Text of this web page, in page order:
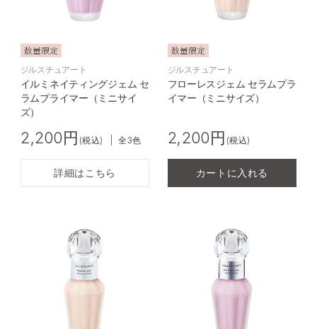
ジルスチュアート
イルミネイティングジェム セ
ラムプライマー（ミニサイ
ズ）
2,200円 (税込) 全3色
詳細はこちら
ジルスチュアート
フローレスジェム セラムプラ
イマー（ミニサイズ）
2,200円 (税込)
カートに入れる